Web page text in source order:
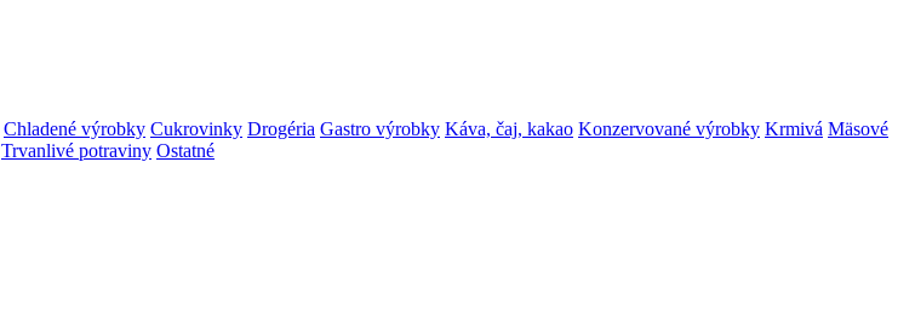
Chladené výrobky Cukrovinky Drogéria Gastro výrobky Káva, čaj, kakao Konzervované výrobky Krmivá Mäsové
Trvanlivé potraviny Ostatné